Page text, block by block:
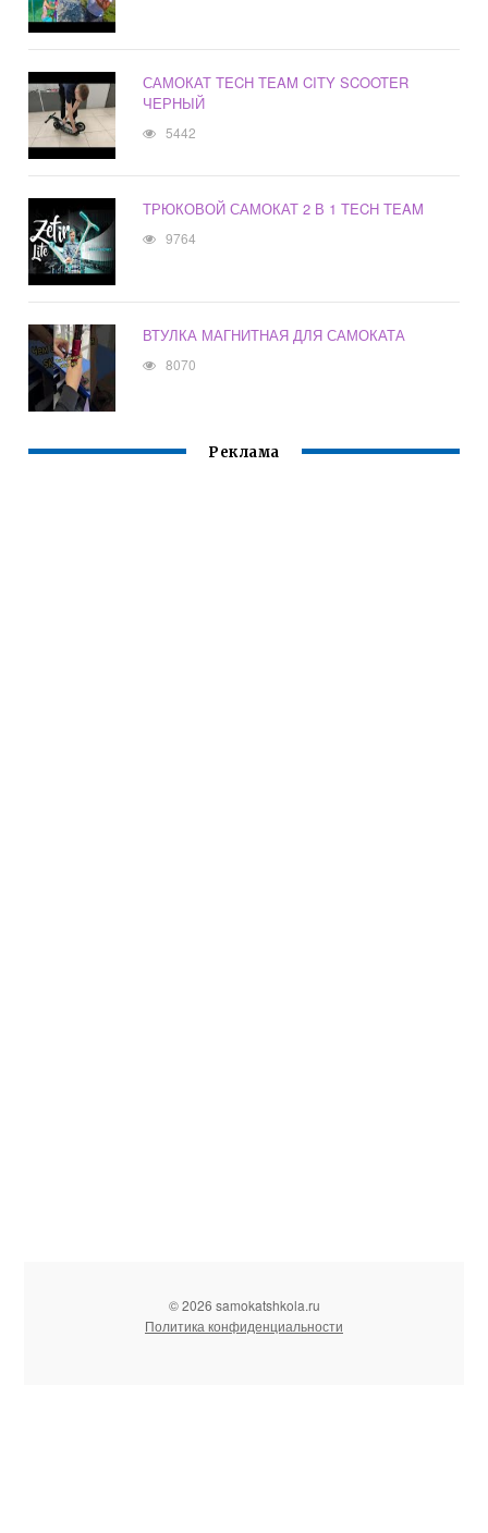
САМОКАТ TECH TEAM CITY SCOOTER
ЧЕРНЫЙ
5442
ТРЮКОВОЙ САМОКАТ 2 В 1 TECH TEAM
9764
ВТУЛКА МАГНИТНАЯ ДЛЯ САМОКАТА
8070
Реклама
© 2026 samokatshkola.ru
Политика конфиденциальности